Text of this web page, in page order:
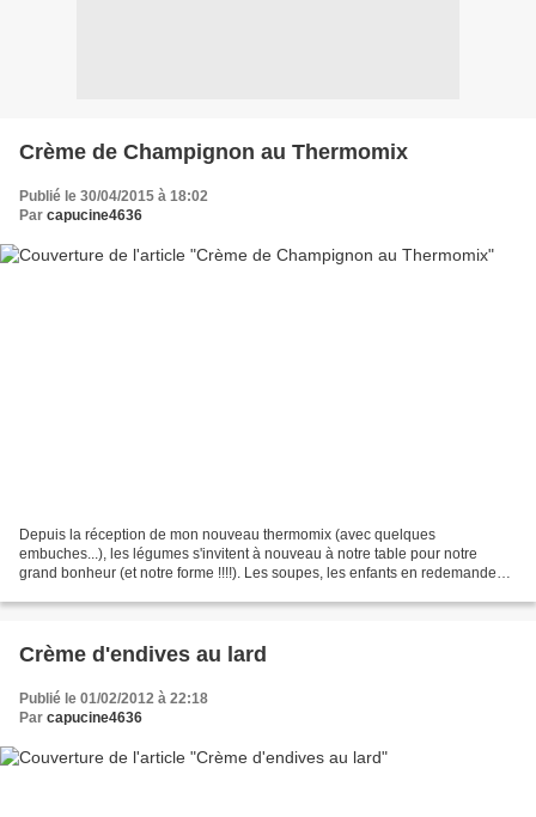
Crème de Champignon au Thermomix
Publié le 30/04/2015 à 18:02
Par capucine4636
Depuis la réception de mon nouveau thermomix (avec quelques
embuches...), les légumes s'invitent à nouveau à notre table pour notre
grand bonheur (et notre forme !!!!). Les soupes, les enfants en redemandent
Crème d'endives au lard
Publié le 01/02/2012 à 22:18
Par capucine4636